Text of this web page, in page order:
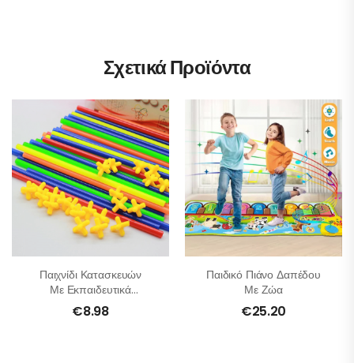
Σχετικά Προϊόντα
Παιχνίδι Κατασκευών
Με Εκπαιδευτικά
Καλαμάκια
€8.98
Παιδικό Πιάνο Δαπέδου
Με Ζώα
€25.20